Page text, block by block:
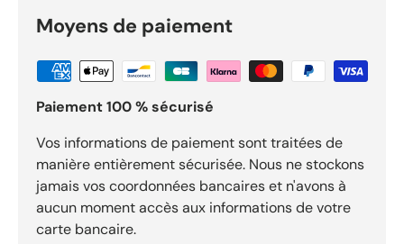
Caractéristiques techniques : Références d’origine
compatibles : Points forts Pièce : Câble d’embrayage
Référence : REF-249 pour identifier précisément ce
l’embrayage / traction et garantit un fonctionnement
Livraison gratuite dès 29,90 €. Retours acceptés sous 30
jours.
Moyens de paiement
Paiement 100 % sécurisé
Vos informations de paiement sont traitées de
manière entièrement sécurisée. Nous ne stockons
jamais vos coordonnées bancaires et n'avons à
aucun moment accès aux informations de votre
carte bancaire.